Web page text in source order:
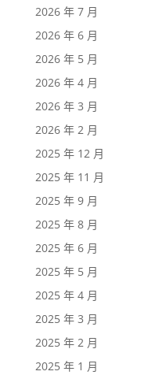
2026 年 7 月
2026 年 6 月
2026 年 5 月
2026 年 4 月
2026 年 3 月
2026 年 2 月
2025 年 12 月
2025 年 11 月
2025 年 9 月
2025 年 8 月
2025 年 6 月
2025 年 5 月
2025 年 4 月
2025 年 3 月
2025 年 2 月
2025 年 1 月